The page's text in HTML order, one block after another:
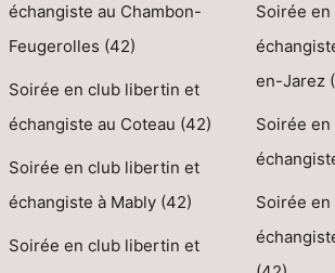
échangiste au Chambon-
Feugerolles (42)
Soirée en club libertin et
échangiste au Coteau (42)
Soirée en club libertin et
échangiste à Mably (42)
Soirée en club libertin et
Soirée
en-Jarez
Soirée
Soirée